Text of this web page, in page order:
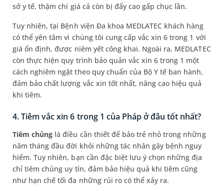
sở y tế, thậm chí giá cả còn bị đẩy cao gấp chục lần.
Tuy nhiên, tại Bệnh viện Đa khoa MEDLATEC khách hàng
có thể yên tâm vì chúng tôi cung cấp vắc xin 6 trong 1 với
giá ổn định, được niêm yết công khai. Ngoài ra, MEDLATEC
còn thực hiện quy trình bảo quản vắc xin 6 trong 1 một
cách nghiêm ngặt theo quy chuẩn của Bộ Y tế ban hành,
đảm bảo chất lượng vắc xin tốt nhất, nâng cao hiệu quả
khi tiêm.
4. Tiêm vắc xin 6 trong 1 của Pháp ở đâu tốt nhất?
Tiêm chủng là điều cần thiết để bảo trẻ nhỏ trong những
năm tháng đầu đời khỏi những tác nhân gây bệnh nguy
hiểm. Tuy nhiên, bạn cần đặc biệt lưu ý chọn những địa
chỉ tiêm chủng uy tín, đảm bảo hiệu quả khi tiêm cũng
như hạn chế tối đa những rủi ro có thể xảy ra.